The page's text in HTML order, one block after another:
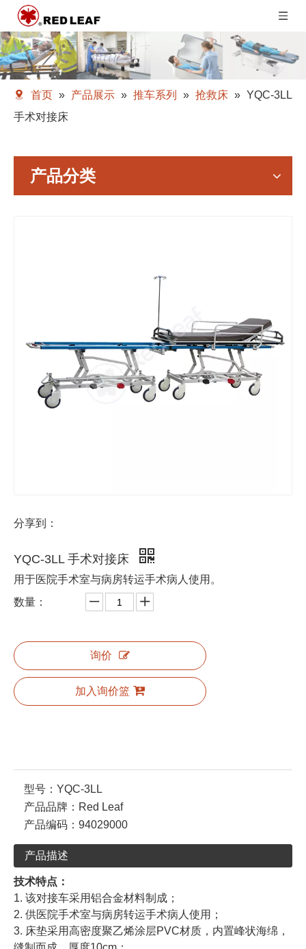
首页 » 产品展示 » 推车系列 » 抢救床 » YQC-3LL
手术对接床
产品分类
分享到：
YQC-3LL 手术对接床
用于医院手术室与病房转运手术病人使用。
数量：
询价
加入询价篮
型号： YQC-3LL
产品品牌： Red Leaf
产品编码： 94029000
产品描述
技术特点：
1. 该对接车采用铝合金材料制成；
2. 供医院手术室与病房转运手术病人使用；
3. 床垫采用高密度聚乙烯涂层PVC材质，内置峰状海绵，